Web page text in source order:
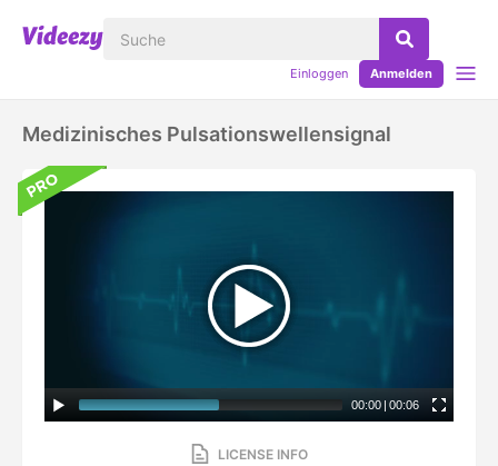
Einloggen Anmelden
Medizinisches Pulsationswellensignal
00:00 | 00:06
LICENSE INFO